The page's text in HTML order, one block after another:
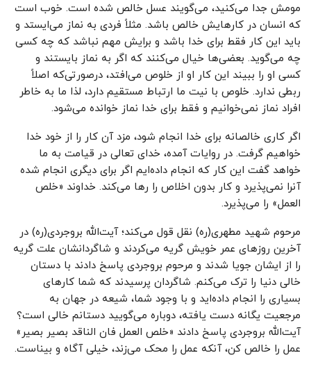
مومش جدا می‌کنید، می‌گویند عسل خالص شده است. خوب است
که انسان در کارهایش خالص باشد. مثلاً فردی به نماز می‌ایستد و
باید این کار فقط برای خدا باشد و برایش مهم نباشد که چه کسی
چه می‌گوید. بعضی‌ها خیال می‌کنند که اگر به نماز بایستند و
کسی او را ببیند این کار او از خلوص می‌افتد، درصورتی‌که اصلاً
ربطی ندارد. خلوص با نیت ما ارتباط مستقیم دارد، لذا ما به خاطر
افراد نماز نمی‌خوانیم و فقط برای خدا نماز خوانده می‌شود.
اگر کاری خالصانه برای خدا انجام شود، مزد آن کار را از خود خدا
خواهیم گرفت. در روایات آمده، خدای تعالی در قیامت به ما
خواهد گفت این کار که انجام داده‌ایم اگر برای دیگری انجام شده
آنرا نمی‌پذیرد و کار بدون اخلاص را رها می‌کند. خداوند «خلص
العمل» را می‌پذیرد.
مرحوم شهید مطهری(ره) نقل قول می‌کند؛ آیت‌الله بروجردی(ره) در
آخرین روزهای عمر خویش گریه می‌کردند و شاگردانشان علت گریه
را از ایشان جویا شدند و مرحوم بروجردی پاسخ دادند با دستان
خالی دنیا را ترک می‌کنم. شاگردان پرسیدند که شما کارهای
بسیاری را انجام داده‌اید و با وجود شما، شیعه در جهان به
مرجعیت یگانه دست یافته، دوباره می‌گویید دستانم خالی است؟
آیت‌الله بروجردی پاسخ دادند «خلص العمل فان الناقد بصیر بصیر»
عمل را خالص کن، آنکه عمل را محک می‌زند، خیلی آگاه و بیناست.